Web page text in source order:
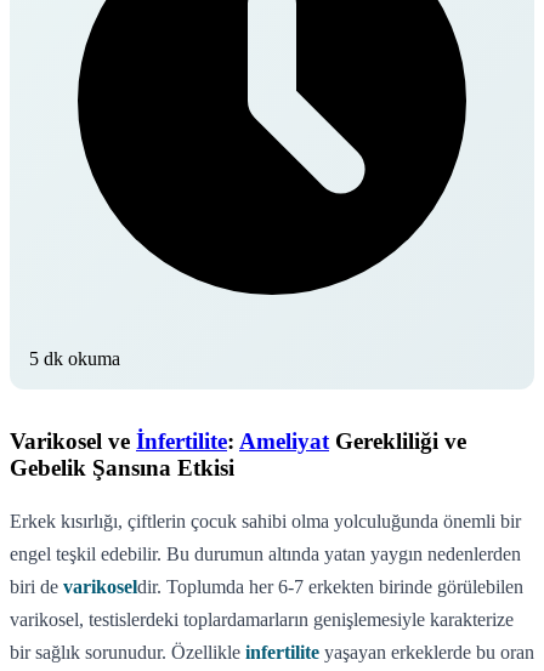
5 dk okuma
Varikosel ve İnfertilite: Ameliyat Gerekliliği ve
Gebelik Şansına Etkisi
Erkek kısırlığı, çiftlerin çocuk sahibi olma yolculuğunda önemli bir
engel teşkil edebilir. Bu durumun altında yatan yaygın nedenlerden
biri de varikoseldir. Toplumda her 6-7 erkekten birinde görülebilen
varikosel, testislerdeki toplardamarların genişlemesiyle karakterize
bir sağlık sorunudur. Özellikle infertilite yaşayan erkeklerde bu oran